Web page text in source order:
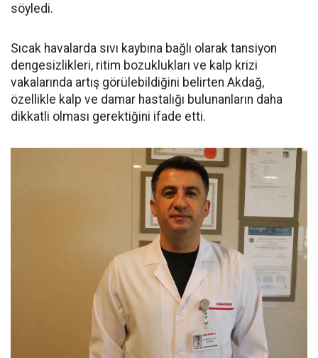
söyledi.
Sıcak havalarda sıvı kaybına bağlı olarak tansiyon
dengesizlikleri, ritim bozuklukları ve kalp krizi
vakalarında artış görülebildiğini belirten Akdağ,
özellikle kalp ve damar hastalığı bulunanların daha
dikkatli olması gerektiğini ifade etti.